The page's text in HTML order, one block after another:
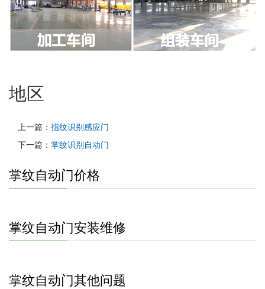
地区
上一篇： 指纹识别感应门
下一篇： 掌纹识别自动门
掌纹自动门价格
掌纹自动门安装维修
掌纹自动门其他问题